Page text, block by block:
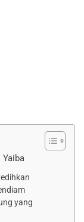
yang